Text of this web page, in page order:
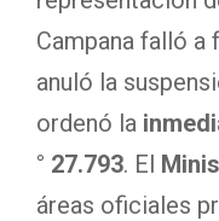
Campana falló
anuló la
ordenó la
° 27.793. El
áreas oficiales